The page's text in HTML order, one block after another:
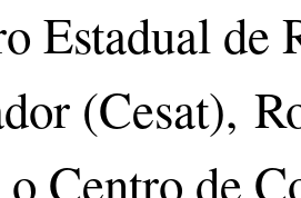
Estadual de
(Cesat),
Centro de